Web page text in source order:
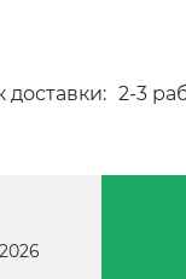
2-3
2026